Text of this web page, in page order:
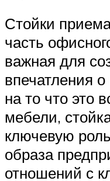
Стойки
часть
важная для
впечатления
на то что это
мебели,
ключевую
образа
отношений с